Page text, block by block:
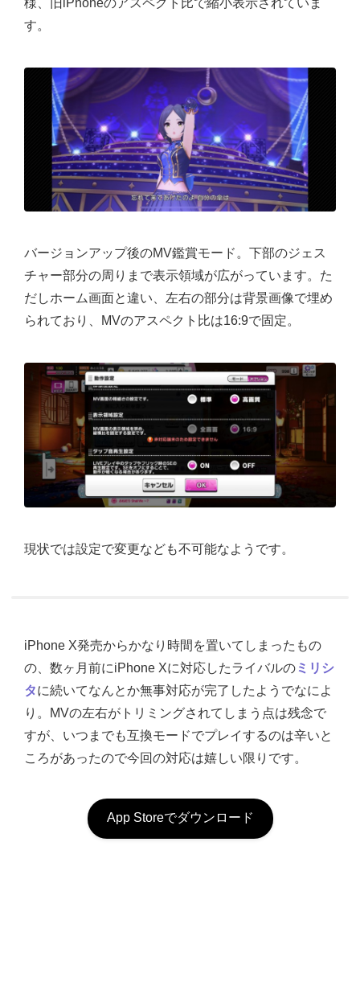
様、旧iPhoneのアスペクト比で縮小表示されていま
す。
バージョンアップ後のMV鑑賞モード。下部のジェス
チャー部分の周りまで表示領域が広がっています。た
だしホーム画面と違い、左右の部分は背景画像で埋め
られており、MVのアスペクト比は16:9で固定。
現状では設定で変更なども不可能なようです。
iPhone X発売からかなり時間を置いてしまったもの
の、数ヶ月前にiPhone Xに対応したライバルの ミリシ
タに続いてなんとか無事対応が完了したようでなによ
り。MVの左右がトリミングされてしまう点は残念で
すが、いつまでも互換モードでプレイするのは辛いと
ころがあったので今回の対応は嬉しい限りです。
App Storeでダウンロード